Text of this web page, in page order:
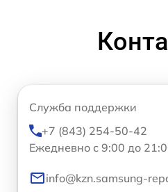
Служба поддержки
+7 (843) 254-50-42
Ежедневно с 9:00 до
info@kzn.samsung-